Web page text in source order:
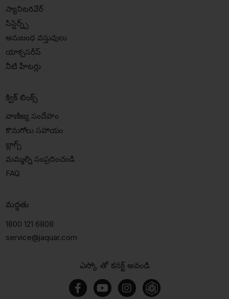
ఎస్కో తో కనక్ట్ అవండి
స్యానిటరివేర్
సిస్టెర్న్స్
అనుబంధ వస్తువులు
యాక్ససరీస్
నీటి హీటర్లు
క్విక్ లింక్స్
వాణిజ్య సందేహం
కొనుగోలు సహాయం
బ్లాగ్స్
మమ్మల్ని సంప్రదించండి
FAQ
మద్దతు
1800 121 6808
service@jaquar.com